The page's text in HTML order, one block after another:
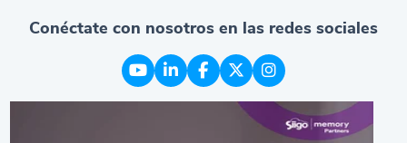
Conéctate con nosotros en las redes sociales